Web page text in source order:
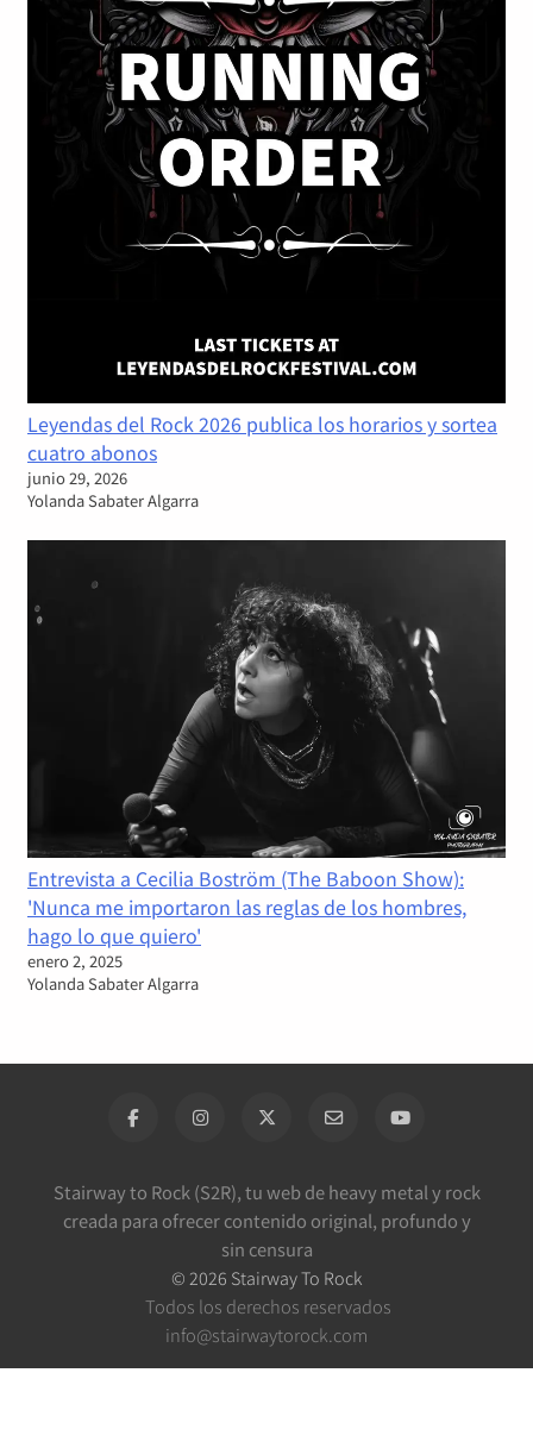
Leyendas del Rock 2026 publica los horarios y sortea
cuatro abonos
junio 29, 2026
Yolanda Sabater Algarra
Entrevista a Cecilia Boström (The Baboon Show):
'Nunca me importaron las reglas de los hombres,
hago lo que quiero'
enero 2, 2025
Yolanda Sabater Algarra
Stairway to Rock (S2R), tu web de heavy metal y rock
creada para ofrecer contenido original, profundo y
sin censura
©2026 Stairway To Rock
Todos los derechos reservados
info@stairwaytorock.com